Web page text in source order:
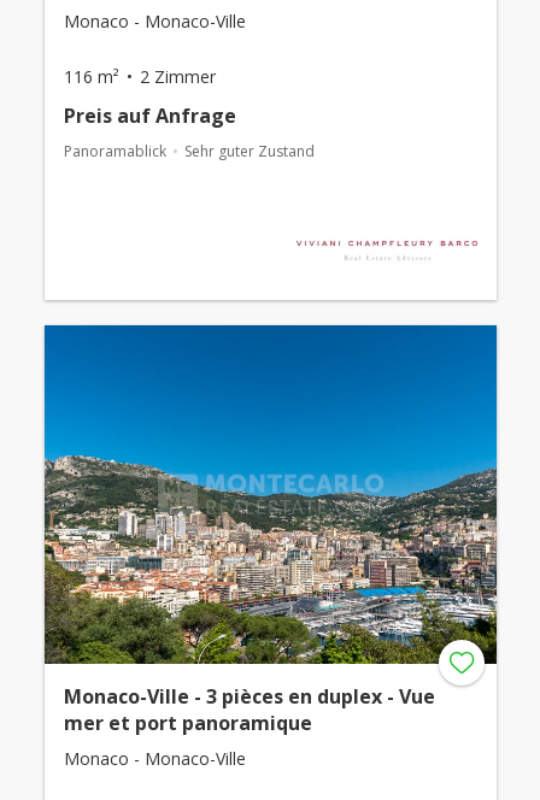
Monaco - Monaco-Ville
116 m² 2 Zimmer
Preis auf Anfrage
Panoramablick Sehr guter Zustand
Monaco-Ville - 3 pièces en duplex - Vue
mer et port panoramique
Monaco - Monaco-Ville